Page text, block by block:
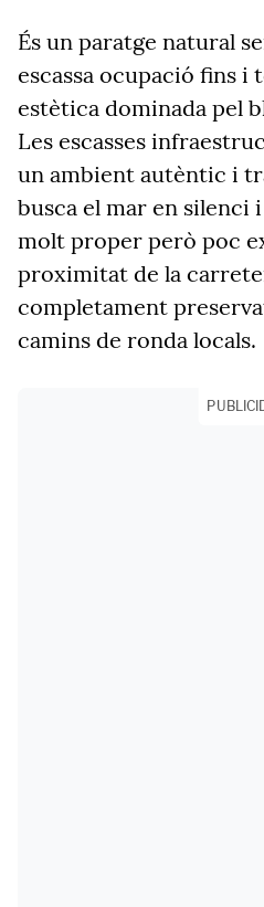
És un paratge natural
escassa ocupació fins i
estètica dominada pel
Les escasses
un ambient autèntic i
busca el mar en silenci
molt proper però poc
proximitat de la
completament
camins de ronda locals.